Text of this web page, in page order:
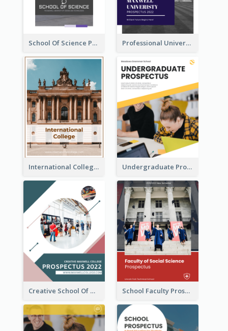
School Of Science Prospectus Professional University Prospectus
International College Prospectus Undergraduate Prospectus
Creative School Of Media Prospectus School Faculty Prospectus